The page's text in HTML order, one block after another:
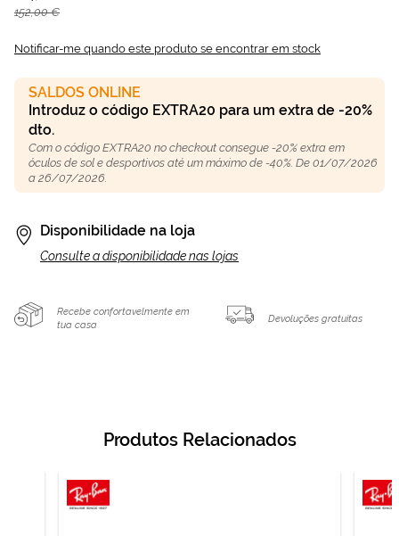
152,00 €
Notificar-me quando este produto se encontrar em stock
SALDOS ONLINE
Introduz o código EXTRA20 para um extra de -20%
dto.
Com o código EXTRA20 no checkout consegue -20% extra em
óculos de sol e desportivos até um máximo de -40%. De 01/07/2026
a 26/07/2026.
Disponibilidade na loja
Consulte a disponibilidade nas lojas
Recebe confortavelmente em
tua casa
Devoluções gratuitas
Produtos Relacionados